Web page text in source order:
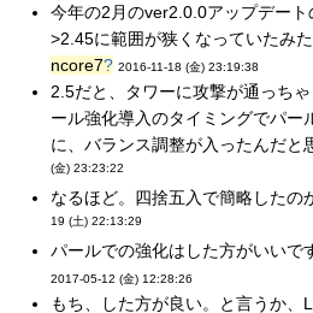
今年の2月のver2.0.0アップデー
>2.45に範囲が狭くなっていたみ
ncore7? 2016-11-18 (金) 23:19:38
2.5だと、タワーに攻撃が通っち
ール強化導入のタイミングでパー
に、バランス調整が入ったんだと
(金) 23:23:22
なるほど。四捨五入で簡略したの
19 (土) 22:13:29
パールでの強化はした方がいいで
2017-05-12 (金) 12:28:26
もち、した方が良い。と言うか、